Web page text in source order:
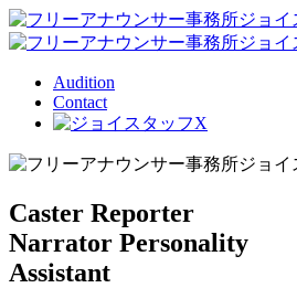
Audition
Contact
Caster Reporter
Narrator Personality
Assistant